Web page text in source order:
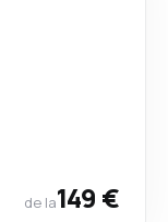
de la149 €